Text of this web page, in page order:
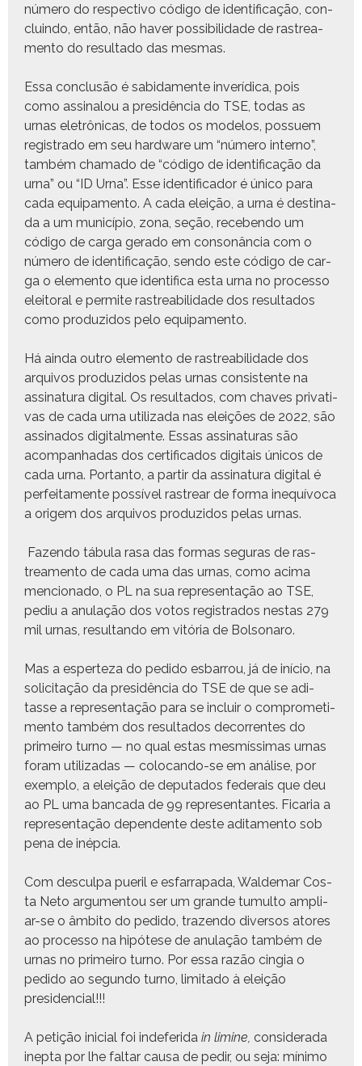
número do respec­ti­vo códi­go de iden­ti­fi­cação, con­
cluin­do, então, não haver pos­si­bil­i­dade de ras­trea­
men­to do resul­ta­do das mesmas.
Essa con­clusão é sabida­mente inverídi­ca, pois
como assi­nalou a presidên­cia do TSE, todas as
urnas eletrônicas, de todos os mod­e­los, pos­suem
reg­istra­do em seu hard­ware um “número inter­no”,
também chama­do de “código de identificação da
urna” ou “ID Urna”. Esse iden­ti­fi­cador é único para
cada equipa­men­to. A cada eleição, a urna é des­ti­na­
da a um municí­pio, zona, seção, receben­do um
códi­go de car­ga ger­a­do em con­sonân­cia com o
número de iden­ti­fi­cação, sendo este códi­go de car­
ga o ele­men­to que iden­ti­fi­ca esta urna no proces­so
eleitoral e per­mite ras­tre­abil­i­dade dos resul­ta­dos
como pro­duzi­dos pelo equipamento.
Há ain­da out­ro ele­men­to de ras­tre­abil­i­dade dos
arquiv­os pro­duzi­dos pelas urnas con­sis­tente na
assi­natu­ra dig­i­tal. Os resul­ta­dos, com chaves pri­v­a­ti­
vas de cada urna uti­liza­da nas eleições de 2022, são
assi­na­dos dig­i­tal­mente. Essas assi­nat­uras são
acom­pan­hadas dos cer­ti­fi­ca­dos dig­i­tais únicos de
cada urna. Por­tan­to, a par­tir da assi­natu­ra dig­i­tal é
per­feita­mente pos­sív­el ras­trear de for­ma inequívoca
a origem dos arquiv­os pro­duzi­dos pelas urnas.
Fazen­do tábu­la rasa das for­mas seguras de ras­
trea­men­to de cada uma das urnas, como aci­ma
men­ciona­do, o PL na sua rep­re­sen­tação ao TSE,
pediu a anu­lação dos votos reg­istra­dos nes­tas 279
mil urnas, resul­tan­do em vitória de Bolsonaro.
Mas a esperteza do pedi­do esbar­rou, já de iní­cio, na
solic­i­tação da presidên­cia do TSE de que se adi­
tasse a rep­re­sen­tação para se incluir o com­pro­me­ti­
men­to tam­bém dos resul­ta­dos decor­rentes do
primeiro turno — no qual estas mes­mís­si­mas urnas
foram uti­lizadas — colo­can­do-se em análise, por
exem­p­lo, a eleição de dep­uta­dos fed­erais que deu
ao PL uma ban­ca­da de 99 rep­re­sen­tantes. Ficaria a
rep­re­sen­tação depen­dente deste adi­ta­men­to sob
pena de inépcia.
Com des­cul­pa pueril e esfar­ra­pa­da, Walde­mar Cos­
ta Neto argu­men­tou ser um grande tumul­to ampli­
ar-se o âmbito do pedi­do, trazen­do diver­sos atores
ao proces­so na hipótese de anu­lação tam­bém de
urnas no primeiro turno. Por essa razão cin­gia o
pedi­do ao segun­do turno, lim­i­ta­do à eleição
presidencial!!!
A petição ini­cial foi inde­feri­da in lim­ine, con­sid­er­a­da
inep­ta por lhe fal­tar causa de pedir, ou seja: mín­i­mo